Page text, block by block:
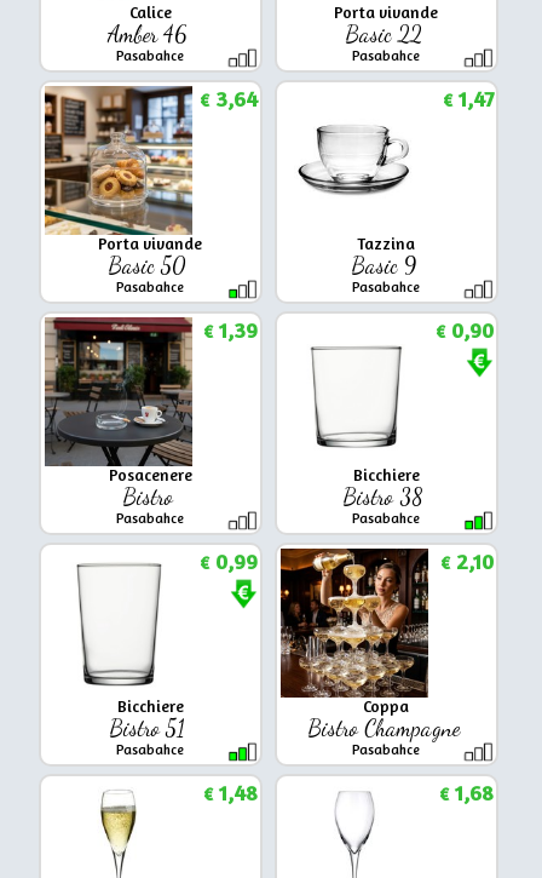
Calice
Amber 46
Pasabahce
Porta vivande
Basic 22
Pasabahce
Porta vivande
Basic 50
Pasabahce
€3,64
Tazzina
Basic 9
Pasabahce
€1,47
Posacenere
Bistro
Pasabahce
€1,39
Bicchiere
Bistro 38
Pasabahce
€0,90
Bicchiere
Bistro 51
Pasabahce
€0,99
Coppa
Bistro Champagne
Pasabahce
€2,10
€1,48 €1,68